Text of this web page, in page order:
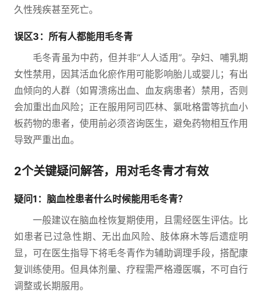
久性残疾甚至死亡。
误区3：所有人都能用毛冬青
毛冬青虽为中药，但并非“人人适用”。孕妇、哺乳期
女性禁用，因其活血化瘀作用可能影响胎儿或婴儿；有出
血倾向的人群（如胃溃疡出血、血友病患者）禁用，否则
会加重出血风险；正在服用阿司匹林、氯吡格雷等抗血小
板药物的患者，使用前必须咨询医生，避免药物相互作用
导致严重出血。
2个关键疑问解答，用对毛冬青才有效
疑问1：脑血栓患者什么时候能用毛冬青？
一般建议在脑血栓恢复期使用，且需经医生评估。比
如患者已过急性期、无出血风险、肢体麻木等后遗症明
显，可在医生指导下将毛冬青作为辅助调理手段，搭配康
复训练使用。但具体剂量、疗程需严格遵医嘱，不可自行
调整或长期服用。